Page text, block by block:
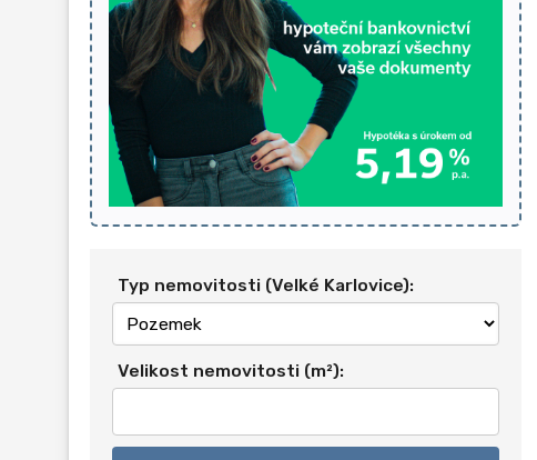
Typ nemovitosti (Velké Karlovice):
Velikost nemovitosti (m²):